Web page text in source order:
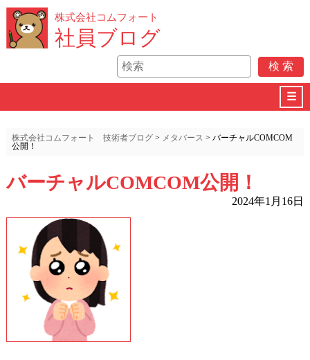
株式会社コムフォート
社員ブログ
☰
株式会社コムフォート 技術者ブログ> メタバース > バーチャルCOMCOM
公開！
バーチャルCOMCOM公開！
2024年1月16日